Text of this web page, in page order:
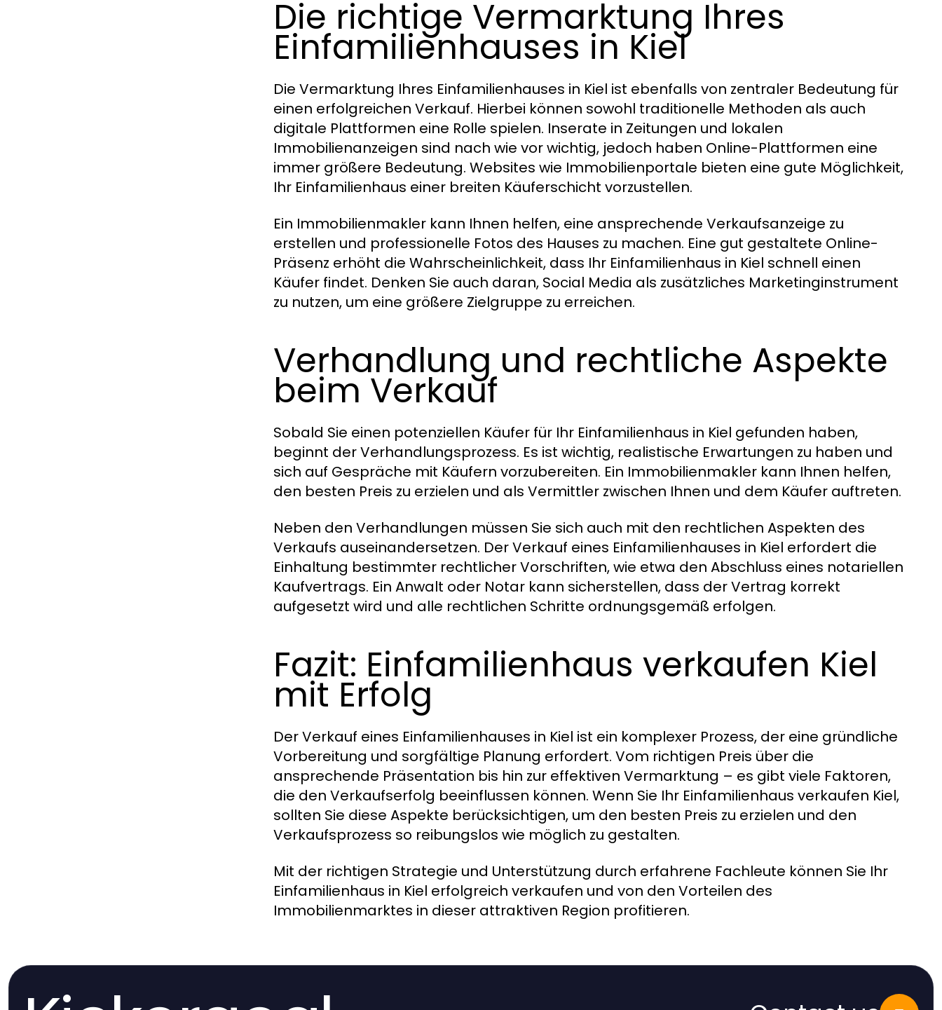
Die richtige Vermarktung Ihres
Einfamilienhauses in Kiel
Die Vermarktung Ihres Einfamilienhauses in Kiel ist ebenfalls von zentraler Bedeutung für
einen erfolgreichen Verkauf. Hierbei können sowohl traditionelle Methoden als auch
digitale Plattformen eine Rolle spielen. Inserate in Zeitungen und lokalen
Immobilienanzeigen sind nach wie vor wichtig, jedoch haben Online-Plattformen eine
immer größere Bedeutung. Websites wie Immobilienportale bieten eine gute Möglichkeit,
Ihr Einfamilienhaus einer breiten Käuferschicht vorzustellen.
Ein Immobilienmakler kann Ihnen helfen, eine ansprechende Verkaufsanzeige zu
erstellen und professionelle Fotos des Hauses zu machen. Eine gut gestaltete Online-
Präsenz erhöht die Wahrscheinlichkeit, dass Ihr Einfamilienhaus in Kiel schnell einen
Käufer findet. Denken Sie auch daran, Social Media als zusätzliches Marketinginstrument
zu nutzen, um eine größere Zielgruppe zu erreichen.
Verhandlung und rechtliche Aspekte
beim Verkauf
Sobald Sie einen potenziellen Käufer für Ihr Einfamilienhaus in Kiel gefunden haben,
beginnt der Verhandlungsprozess. Es ist wichtig, realistische Erwartungen zu haben und
sich auf Gespräche mit Käufern vorzubereiten. Ein Immobilienmakler kann Ihnen helfen,
den besten Preis zu erzielen und als Vermittler zwischen Ihnen und dem Käufer auftreten.
Neben den Verhandlungen müssen Sie sich auch mit den rechtlichen Aspekten des
Verkaufs auseinandersetzen. Der Verkauf eines Einfamilienhauses in Kiel erfordert die
Einhaltung bestimmter rechtlicher Vorschriften, wie etwa den Abschluss eines notariellen
Kaufvertrags. Ein Anwalt oder Notar kann sicherstellen, dass der Vertrag korrekt
aufgesetzt wird und alle rechtlichen Schritte ordnungsgemäß erfolgen.
Fazit: Einfamilienhaus verkaufen Kiel
mit Erfolg
Der Verkauf eines Einfamilienhauses in Kiel ist ein komplexer Prozess, der eine gründliche
Vorbereitung und sorgfältige Planung erfordert. Vom richtigen Preis über die
ansprechende Präsentation bis hin zur effektiven Vermarktung – es gibt viele Faktoren,
die den Verkaufserfolg beeinflussen können. Wenn Sie Ihr Einfamilienhaus verkaufen Kiel,
sollten Sie diese Aspekte berücksichtigen, um den besten Preis zu erzielen und den
Verkaufsprozess so reibungslos wie möglich zu gestalten.
Mit der richtigen Strategie und Unterstützung durch erfahrene Fachleute können Sie Ihr
Einfamilienhaus in Kiel erfolgreich verkaufen und von den Vorteilen des
Immobilienmarktes in dieser attraktiven Region profitieren.